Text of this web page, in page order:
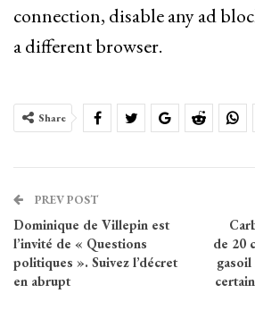
connection, disable any ad
a different browser.
Share
PREV POST
Dominique de Villepin est
l’invité de « Questions
politiques ». Suivez l’décret
en abrupt
de 20
gasoil